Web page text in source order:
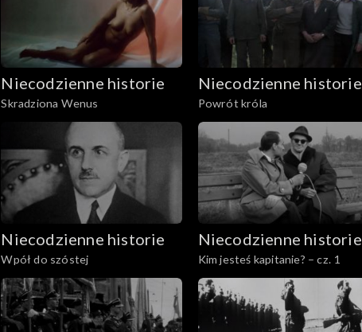
Niecodzienne historie
Skradziona Wenus
Niecodzienne historie
Powrót króla
Niecodzienne historie
Wpół do szóstej
Niecodzienne historie
Kim jesteś kapitanie? – cz. 1